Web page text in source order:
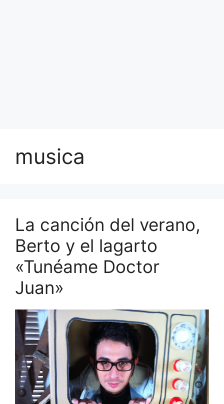
musica
La canción del verano,
Berto y el lagarto
«Tunéame Doctor
Juan»